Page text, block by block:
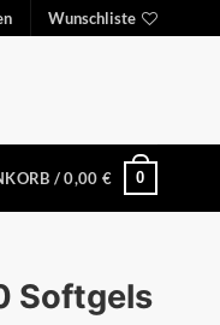
Wunschliste
/0,00 € 0
Softgels